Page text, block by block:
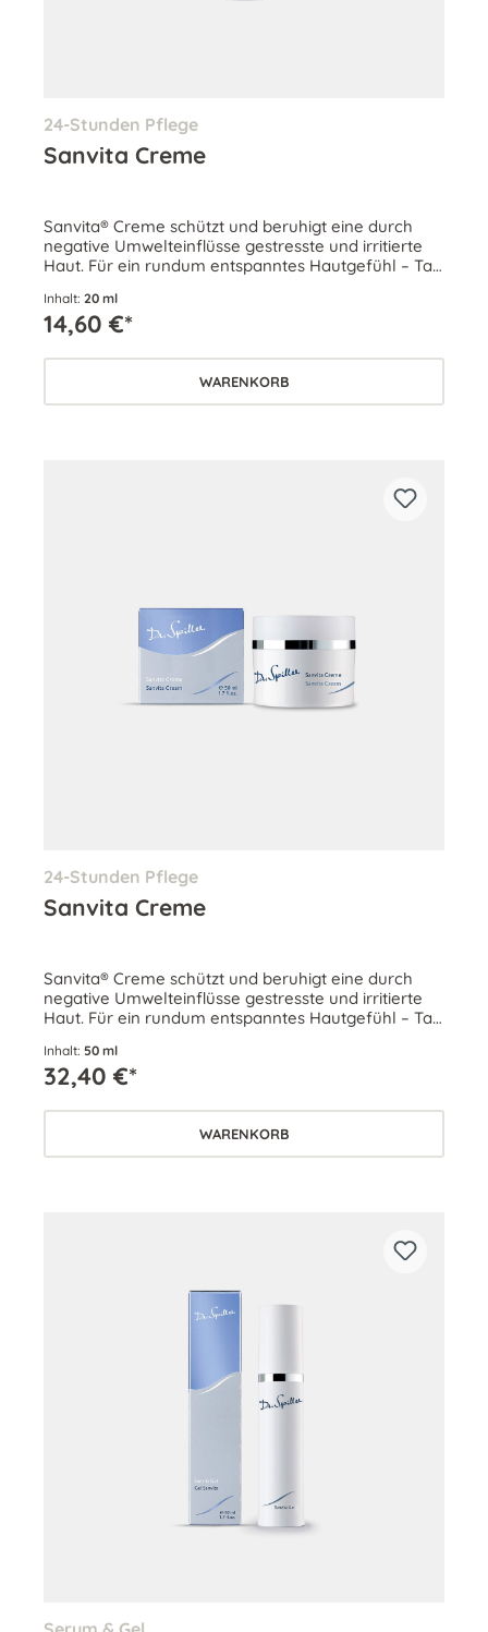
24-Stunden Pflege
Sanvita Creme
Sanvita® Creme schützt und beruhigt eine durch
negative Umwelteinflüsse gestresste und irritierte
Haut. Für ein rundum entspanntes Hautgefühl – Tag
Inhalt: 20 ml
14,60 €*
WARENKORB
24-Stunden Pflege
Sanvita Creme
Sanvita® Creme schützt und beruhigt eine durch
negative Umwelteinflüsse gestresste und irritierte
Haut. Für ein rundum entspanntes Hautgefühl – Tag
Inhalt: 50 ml
32,40 €*
WARENKORB